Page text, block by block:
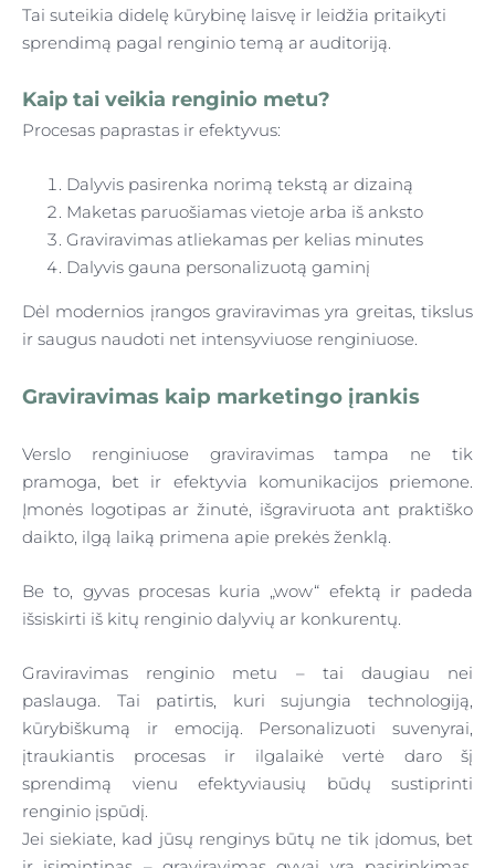
Tai suteikia didelę kūrybinę laisvę ir leidžia pritaikyti
sprendimą pagal renginio temą ar auditoriją.
Kaip tai veikia renginio metu?
Procesas paprastas ir efektyvus:
Dalyvis pasirenka norimą tekstą ar dizainą
Maketas paruošiamas vietoje arba iš anksto
Graviravimas atliekamas per kelias minutes
Dalyvis gauna personalizuotą gaminį
Dėl modernios įrangos graviravimas yra greitas, tikslus
ir saugus naudoti net intensyviuose renginiuose.
Graviravimas kaip marketingo įrankis
Verslo renginiuose graviravimas tampa ne tik
pramoga, bet ir efektyvia komunikacijos priemone.
Įmonės logotipas ar žinutė, išgraviruota ant praktiško
daikto, ilgą laiką primena apie prekės ženklą.
Be to, gyvas procesas kuria „wow“ efektą ir padeda
išsiskirti iš kitų renginio dalyvių ar konkurentų.
Graviravimas renginio metu – tai daugiau nei
paslauga. Tai patirtis, kuri sujungia technologiją,
kūrybiškumą ir emociją. Personalizuoti suvenyrai,
įtraukiantis procesas ir ilgalaikė vertė daro šį
sprendimą vienu efektyviausių būdų sustiprinti
renginio įspūdį.
Jei siekiate, kad jūsų renginys būtų ne tik įdomus, bet